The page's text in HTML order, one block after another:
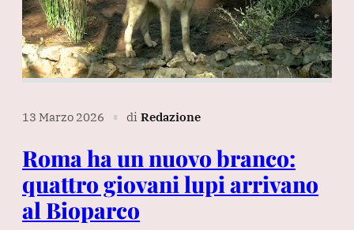
13 Marzo 2026 ∎ di Redazione
Roma ha un nuovo branco:
quattro giovani lupi arrivano
al Bioparco